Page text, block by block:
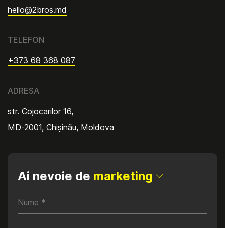
hello@2bros.md
TELEFON
+373 68 368 087
ADRESA
str. Cojocarilor 16,
MD-2001, Chișinău, Moldova
Ai nevoie de